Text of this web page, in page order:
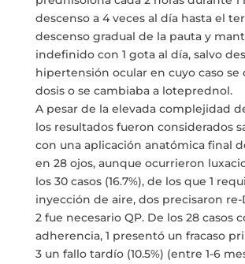
descenso a 4 veces al día hasta el
descenso gradual de la pauta y
indefinido con 1 gota al día, salvo
hipertensión ocular en cuyo caso se
dosis o se cambiaba a loteprednol.
A pesar de la elevada complejidad
los resultados fueron considerados
con una aplicación anatómica final
en 28 ojos, aunque ocurrieron
los 30 casos (16.7%), de los que 1
inyección de aire, dos precisaron re-
2 fue necesario QP. De los 28 casos
adherencia, 1 presentó un fracaso
3 un fallo tardío (10.5%) (entre 1-6